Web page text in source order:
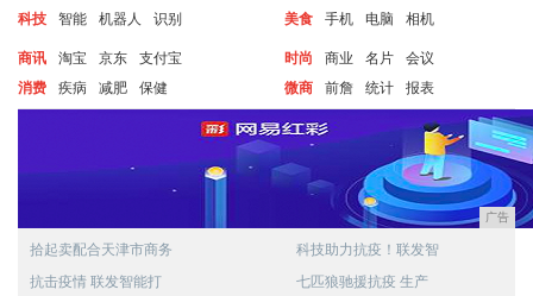
科技
智能 机器人 识别
美食
手机 电脑 相机
商讯 淘宝 京东
支付宝
消费
疾病 减肥 保健
时尚 商业 名片
会议
微商
前詹 统计 报表
广告
拾起卖配合天津市商务
抗击疫情 联发智能打
科技助力抗疫！联发智
七匹狼驰援抗疫 生产